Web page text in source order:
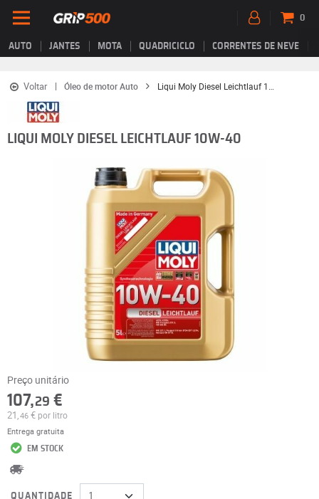
AUTO JANTES MOTA QUADRICICLO CORRENTES DE NEVE
0
Voltar Óleo de motor Auto
LIQUI MOLY DIESEL LEICHTLAUF 10W-40
Preço unitário
107,29 €
21,46 € por litro
Entrega gratuita
EM STOCK
QUANTIDADE